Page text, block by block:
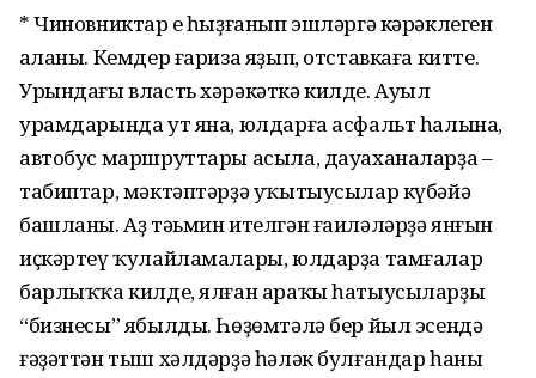
* Чиновниктар ең һыҙғанып эшләргә кәрәклеген
аңланы. Кемдер ғариза яҙып, отставкаға китте.
Урындағы власть хәрә­кәткә килде. Ауыл
урамдарында ут яна, юлдарға асфальт һалына,
автобус маршруттары асыла, дауаханаларҙа –
табиптар, мәктәптәрҙә уҡытыусылар күбәйә
башланы. Аҙ тәьмин ителгән ғаиләләрҙә янғын
иҫкәртеү ҡулайламалары, юлдарҙа тамғалар
барлыҡҡа килде, ялған араҡы һатыусыларҙың
“бизнесы” ябылды. Һөҙөмтәлә бер йыл эсендә
ғәҙәттән тыш хәлдәрҙә һәләк булғандар һаны